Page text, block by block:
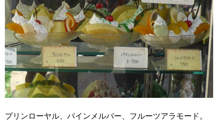
プリンローヤル、パインメルバー、フルーツアラモード。